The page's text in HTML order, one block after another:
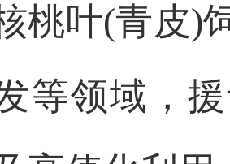
桃叶(青皮)
等领域，